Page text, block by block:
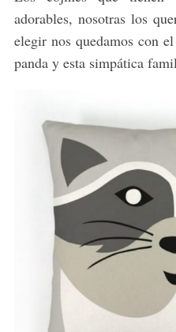
adorables, nosotras los
elegir nos quedamos con
panda y esta simpática